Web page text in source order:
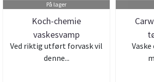
På lager
Koch-chemie
vaskesvamp
Ved riktig utført forvask vil
denne...